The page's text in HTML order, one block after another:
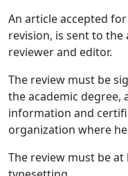
An article accepted
revision, is sent to
reviewer and editor.
The review must be
the academic degree,
information and
organization where
The review must be